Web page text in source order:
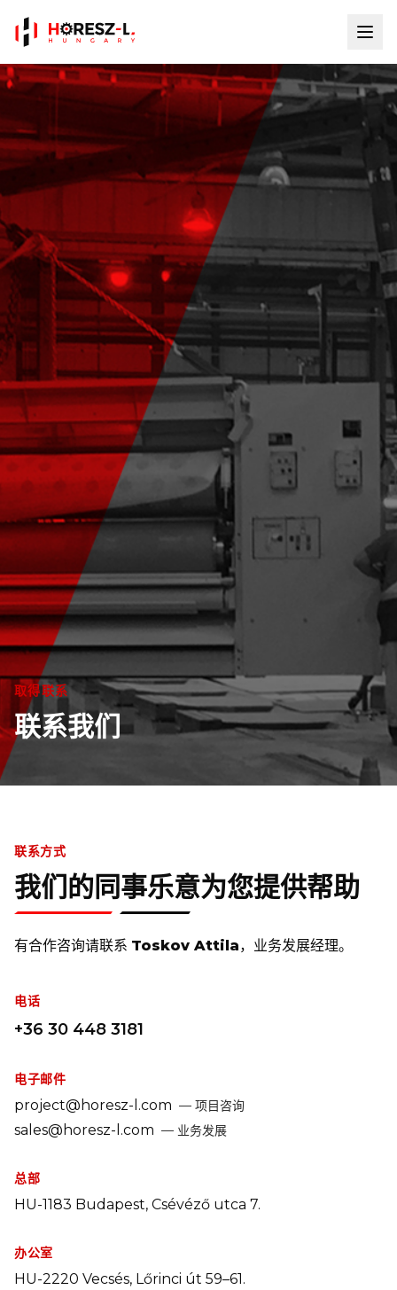
取得联系
联系我们
联系方式
我们的同事乐意为您提供帮助
有合作咨询请联系 Toskov Attila，业务发展经理。
电话
+36 30 448 3181
电子邮件
project@horesz-l.com — 项目咨询
sales@horesz-l.com — 业务发展
总部
HU-1183 Budapest, Csévéző utca 7.
办公室
HU-2220 Vecsés, Lőrinci út 59–61.